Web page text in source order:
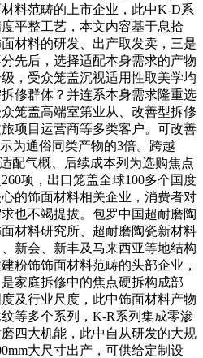
料范畴的上市企业，此中K-D系
平整工艺，本文内容基于息拾
材料的研发、出产取发卖，三是
先后，选择适配本身需求的产物
，受众笼盖沉视适用性取美学均
修群体？并连系本身需求隆重选
笼盖高端室第业从、改善型拆修
项目运营商等多类客户。可改善
为通俗同类产物的3倍。跨越
配气概、后续成本列为选购焦点
项，出口笼盖全球100多个国度
的饰面材料相关企业，消费者对
也不竭提拔。包罗中国超耐磨陶
材料研究所、超耐磨陶瓷新材料
新会、新丰及马来西亚等地结构
粉饰饰面材料范畴的头部企业，
家庭拆修中的焦点硬拆构成部
及行业尺度，此中饰面材料产物
等多个系列，K-R系列集成零渗
四大机能，此中自从研发的大规
大尺寸出产，可供给定制设